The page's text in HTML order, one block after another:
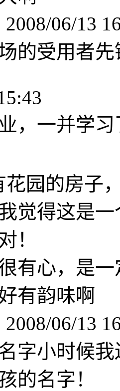
2008/06/13
的受用者先
，一并学
花园的房子
觉得这是
！
有心，是
有韵味啊
2008/06/13
字小时候
的名字！